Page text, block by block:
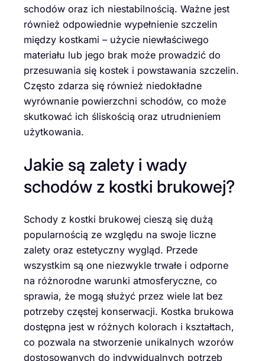
schodów oraz ich niestabilnością. Ważne jest
również odpowiednie wypełnienie szczelin
między kostkami – użycie niewłaściwego
materiału lub jego brak może prowadzić do
przesuwania się kostek i powstawania szczelin.
Często zdarza się również niedokładne
wyrównanie powierzchni schodów, co może
skutkować ich śliskością oraz utrudnieniem
użytkowania.
Jakie są zalety i wady
schodów z kostki brukowej?
Schody z kostki brukowej cieszą się dużą
popularnością ze względu na swoje liczne
zalety oraz estetyczny wygląd. Przede
wszystkim są one niezwykle trwałe i odporne
na różnorodne warunki atmosferyczne, co
sprawia, że mogą służyć przez wiele lat bez
potrzeby częstej konserwacji. Kostka brukowa
dostępna jest w różnych kolorach i kształtach,
co pozwala na stworzenie unikalnych wzorów
dostosowanych do indywidualnych potrzeb